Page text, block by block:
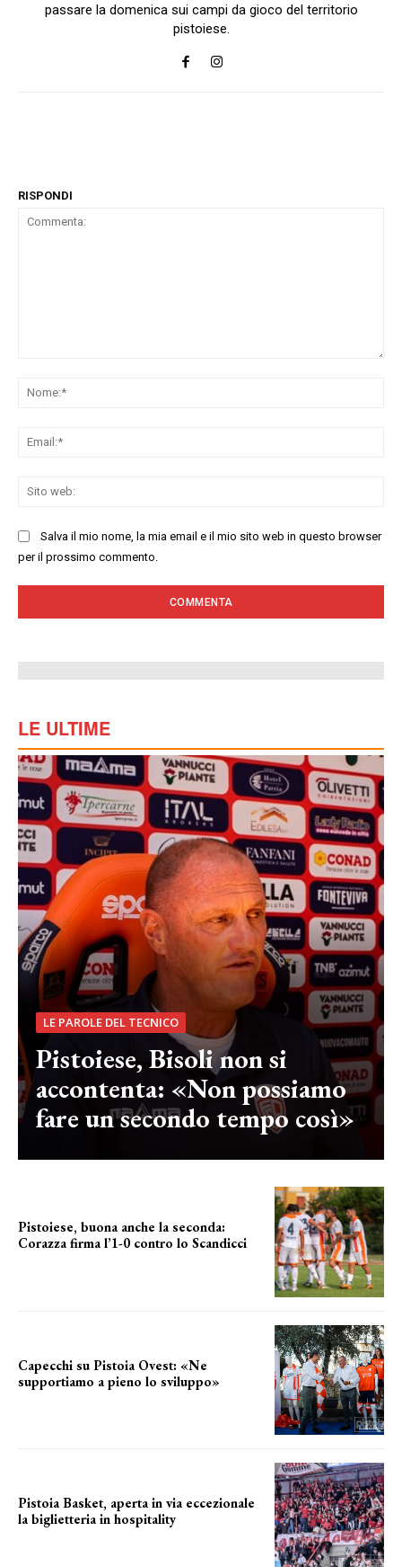
passare la domenica sui campi da gioco del territorio
pistoiese.
RISPONDI
Salva il mio nome, la mia email e il mio sito web in questo browser
per il prossimo commento.
LE ULTIME
LE PAROLE DEL TECNICO
Pistoiese, Bisoli non si
accontenta: «Non possiamo
fare un secondo tempo così»
Pistoiese, buona anche la seconda:
Corazza firma l’1-0 contro lo Scandicci
Capecchi su Pistoia Ovest: «Ne
supportiamo a pieno lo sviluppo»
Pistoia Basket, aperta in via eccezionale
la biglietteria in hospitality